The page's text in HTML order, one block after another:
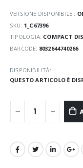
VERSIONE DISPONIBILE::
SKU: 1_C67396
TIPOLOGIA: COMPACT
BARCODE: 8032644740266
DISPONIBILITÀ:
QUESTO ARTICOLO È